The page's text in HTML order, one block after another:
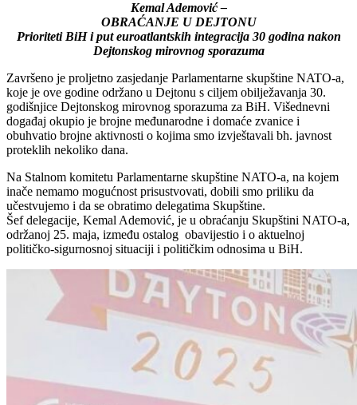
Kemal Ademović –
OBRAĆANJE U DEJTONU
Prioriteti BiH i put euroatlantskih integracija 30 godina nakon
Dejtonskog mirovnog sporazuma
Završeno je proljetno zasjedanje Parlamentarne skupštine NATO-a,
koje je ove godine održano u Dejtonu s ciljem obilježavanja 30.
godišnjice Dejtonskog mirovnog sporazuma za BiH. Višednevni
događaj okupio je brojne međunarodne i domaće zvanice i
obuhvatio brojne aktivnosti o kojima smo izvještavali bh. javnost
proteklih nekoliko dana.
Na Stalnom komitetu Parlamentarne skupštine NATO-a, na kojem
inače nemamo mogućnost prisustvovati, dobili smo priliku da
učestvujemo i da se obratimo delegatima Skupštine.
Šef delegacije, Kemal Ademović, je u obraćanju Skupštini NATO-a,
održanoj 25. maja, između ostalog obavijestio i o aktuelnoj
političko-sigurnosnoj situaciji i političkim odnosima u BiH.